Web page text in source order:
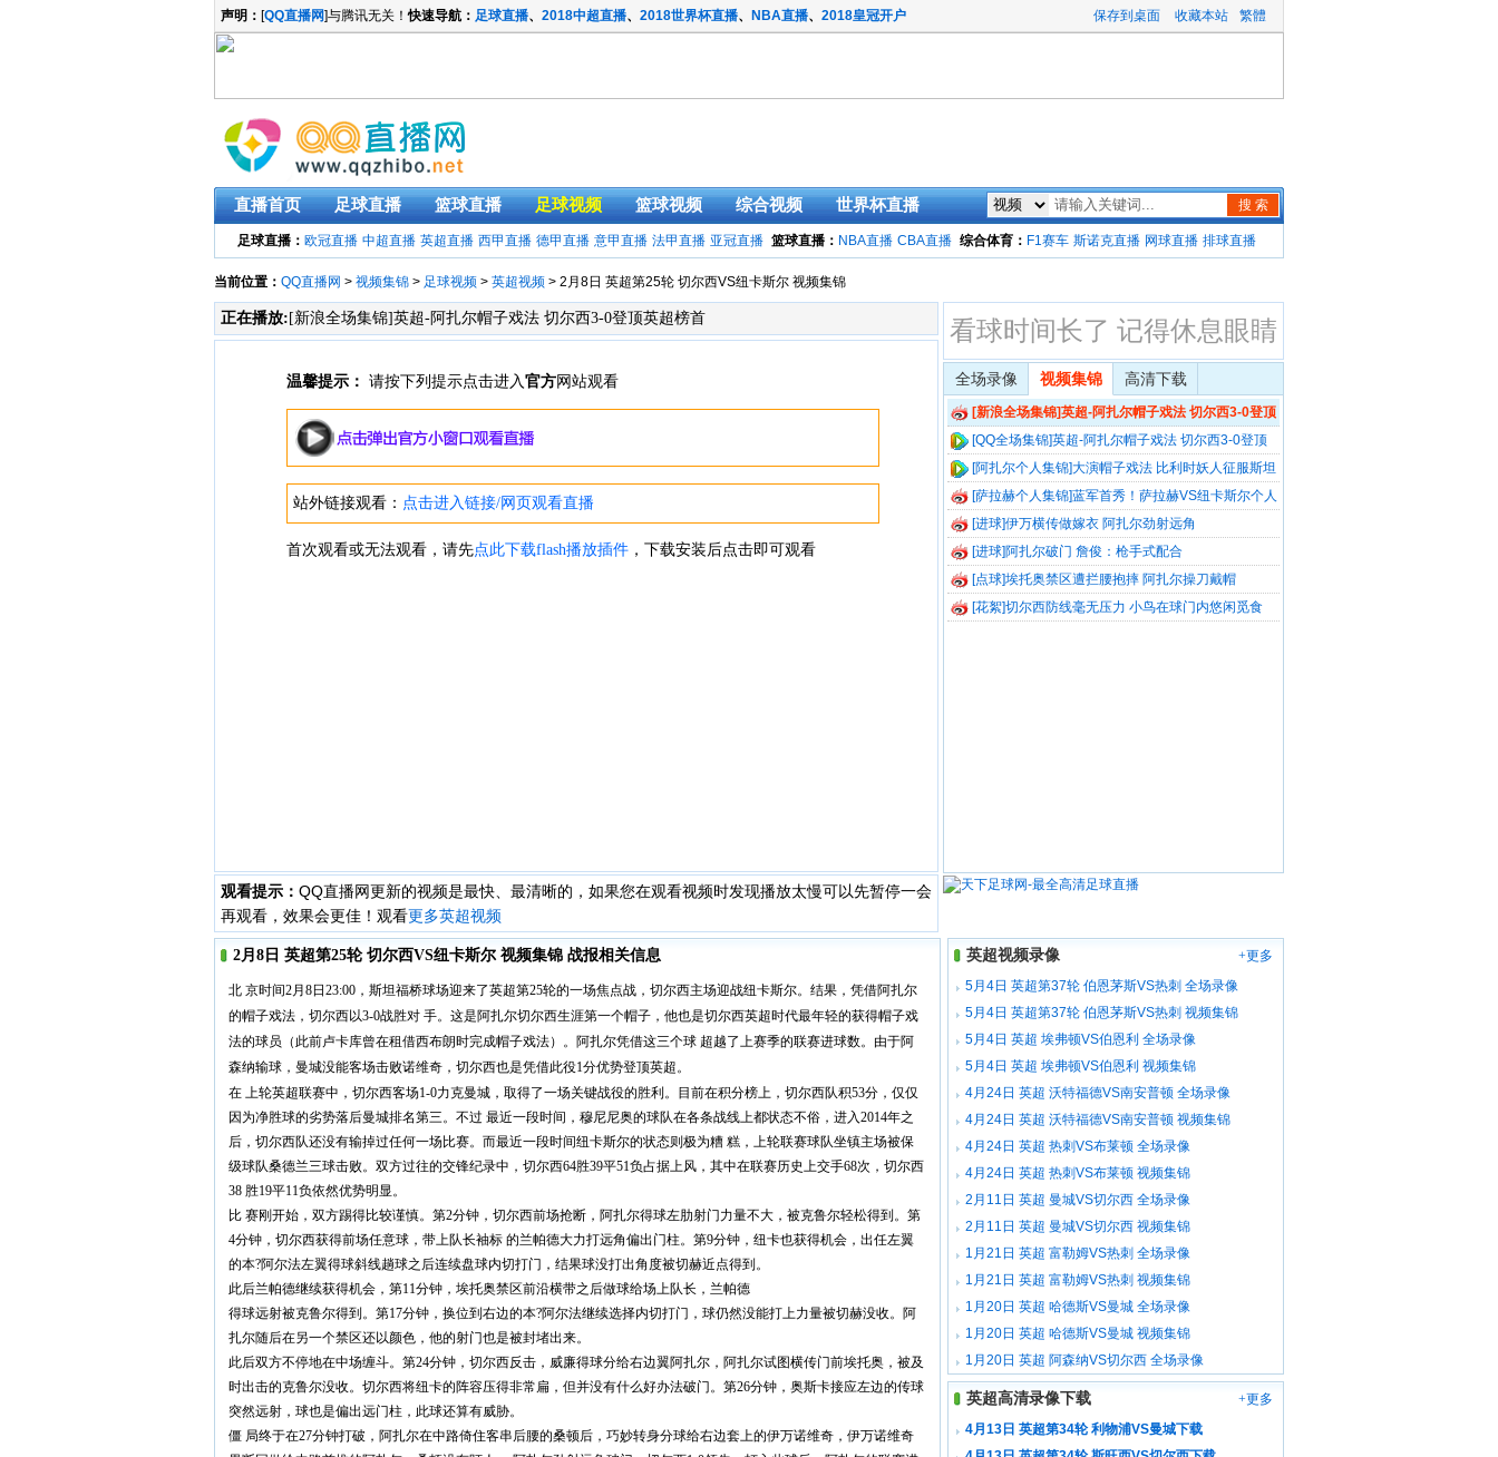
保存到桌面 收藏本站 繁體
声明： [QQ直播网]与腾讯无关！快速导航： 足球直播、 2018中超直播、 2018世界杯直播、 NBA直播、 2018皇冠开户
直播首页 足球直播 篮球直播 足球视频 篮球视频 综合视频 世界杯直播 搜 索
足球直播： 欧冠直播 中超直播 英超直播 西甲直播 德甲直播 意甲直播 法甲直播 亚冠直播 篮球直播： NBA直播 CBA直播 综合体育： F1赛车 斯诺克直播 网球直播 排球直播
当前位置： QQ直播网 > 视频集锦 > 足球视频 > 英超视频 > 2月8日 英超第25轮 切尔西VS纽卡斯尔 视频集锦
正在播放: [新浪全场集锦]英超-阿扎尔帽子戏法 切尔西3-0登顶英超榜首
观看提示： QQ直播网更新的视频是最快、最清晰的，如果您在观看视频时发现播放太慢可以先暂停一会
再观看，效果会更佳！观看更多英超视频
看球时间长了 记得休息眼睛
全场录像 视频集锦 高清下载
[新浪全场集锦]英超-阿扎尔帽子戏法 切尔西3-0登顶
英超榜首
[QQ全场集锦]英超-阿扎尔帽子戏法 切尔西3-0登顶
英超榜首
[阿扎尔个人集锦]大演帽子戏法 比利时妖人征服斯坦
福桥[萨拉赫个人集锦]蓝军首秀！萨拉赫VS纽卡斯尔个人
精彩集锦
[进球]伊万横传做嫁衣 阿扎尔劲射远角
[进球]阿扎尔破门 詹俊：枪手式配合
[点球]埃托奥禁区遭拦腰抱摔 阿扎尔操刀戴帽
[花絮]切尔西防线毫无压力 小鸟在球门内悠闲觅食
2月8日 英超第25轮 切尔西VS纽卡斯尔 视频集锦 战报相关信息
北 京时间2月8日23:00，斯坦福桥球场迎来了英超第25轮的一场焦点战，切尔西主场迎战纽卡斯尔。结果，凭借阿扎尔
的帽子戏法，切尔西以3-0战胜对 手。这是阿扎尔切尔西生涯第一个帽子，他也是切尔西英超时代最年轻的获得帽子戏
法的球员（此前卢卡库曾在租借西布朗时完成帽子戏法）。阿扎尔凭借这三个球 超越了上赛季的联赛进球数。由于阿
森纳输球，曼城没能客场击败诺维奇，切尔西也是凭借此役1分优势登顶英超。
在 上轮英超联赛中，切尔西客场1-0力克曼城，取得了一场关键战役的胜利。目前在积分榜上，切尔西队积53分，仅仅
因为净胜球的劣势落后曼城排名第三。不过 最近一段时间，穆尼尼奥的球队在各条战线上都状态不俗，进入2014年之
后，切尔西队还没有输掉过任何一场比赛。而最近一段时间纽卡斯尔的状态则极为糟 糕，上轮联赛球队坐镇主场被保
级球队桑德兰三球击败。双方过往的交锋纪录中，切尔西64胜39平51负占据上风，其中在联赛历史上交手68次，切尔西
38 胜19平11负依然优势明显。
比 赛刚开始，双方踢得比较谨慎。第2分钟，切尔西前场抢断，阿扎尔得球左肋射门力量不大，被克鲁尔轻松得到。第
4分钟，切尔西获得前场任意球，带上队长袖标 的兰帕德大力打远角偏出门柱。第9分钟，纽卡也获得机会，出任左翼
的本?阿尔法左翼得球斜线趟球之后连续盘球内切打门，结果球没打出角度被切赫近点得到。
此后兰帕德继续获得机会，第11分钟，埃托奥禁区前沿横带之后做球给场上队长，兰帕德
得球远射被克鲁尔得到。第17分钟，换位到右边的本?阿尔法继续选择内切打门，球仍然没能打上力量被切赫没收。阿
扎尔随后在另一个禁区还以颜色，他的射门也是被封堵出来。
此后双方不停地在中场缠斗。第24分钟，切尔西反击，威廉得球分给右边翼阿扎尔，阿扎尔试图横传门前埃托奥，被及
时出击的克鲁尔没收。切尔西将纽卡的阵容压得非常扁，但并没有什么好办法破门。第26分钟，奥斯卡接应左边的传球
突然远射，球也是偏出远门柱，此球还算有威胁。
僵 局终于在27分钟打破，阿扎尔在中路倚住客串后腰的桑顿后，巧妙转身分球给右边套上的伊万诺维奇，伊万诺维奇
英超视频录像
+更多
5月4日 英超第37轮 伯恩茅斯VS热刺 全场录像
5月4日 英超第37轮 伯恩茅斯VS热刺 视频集锦
5月4日 英超 埃弗顿VS伯恩利 全场录像
5月4日 英超 埃弗顿VS伯恩利 视频集锦
4月24日 英超 沃特福德VS南安普顿 全场录像
4月24日 英超 沃特福德VS南安普顿 视频集锦
4月24日 英超 热刺VS布莱顿 全场录像
4月24日 英超 热刺VS布莱顿 视频集锦
2月11日 英超 曼城VS切尔西 全场录像
2月11日 英超 曼城VS切尔西 视频集锦
1月21日 英超 富勒姆VS热刺 全场录像
1月21日 英超 富勒姆VS热刺 视频集锦
1月20日 英超 哈德斯VS曼城 全场录像
1月20日 英超 哈德斯VS曼城 视频集锦
1月20日 英超 阿森纳VS切尔西 全场录像
英超高清录像下载
+更多
4月13日 英超第34轮 利物浦VS曼城下载